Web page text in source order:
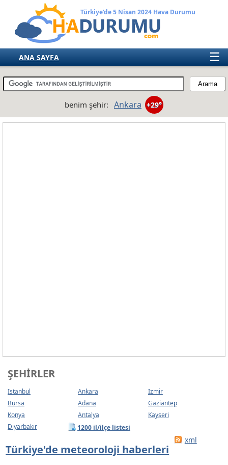
Türkiye’de 5 Nisan 2024 Hava Durumu
☰
ANA SAYFA
TÜRKİYE
AVRUPA
benim şehir: Ankara +29°
ŞEHIRLER
Istanbul Ankara
Izmir
Bursa
Adana
Gaziantep
Konya
Antalya
Kayseri
Diyarbakır
1200 il/ilçe listesi
Türkiye'de meteoroloji haberleri
xml